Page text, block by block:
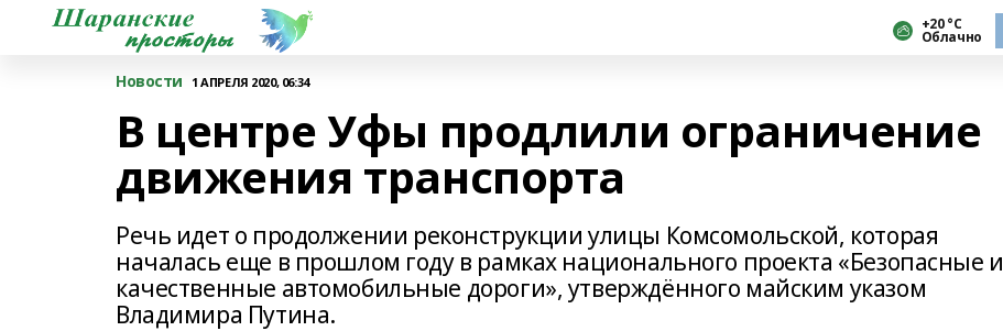
+20 °С
Облачно
Новости 1 АПРЕЛЯ 2020, 06:34
В центре Уфы продлили ограничение
движения транспорта
Речь идет о продолжении реконструкции улицы Комсомольской, которая
началась еще в прошлом году в рамках национального проекта «Безопасные и
качественные автомобильные дороги», утверждённого майским указом
Владимира Путина.